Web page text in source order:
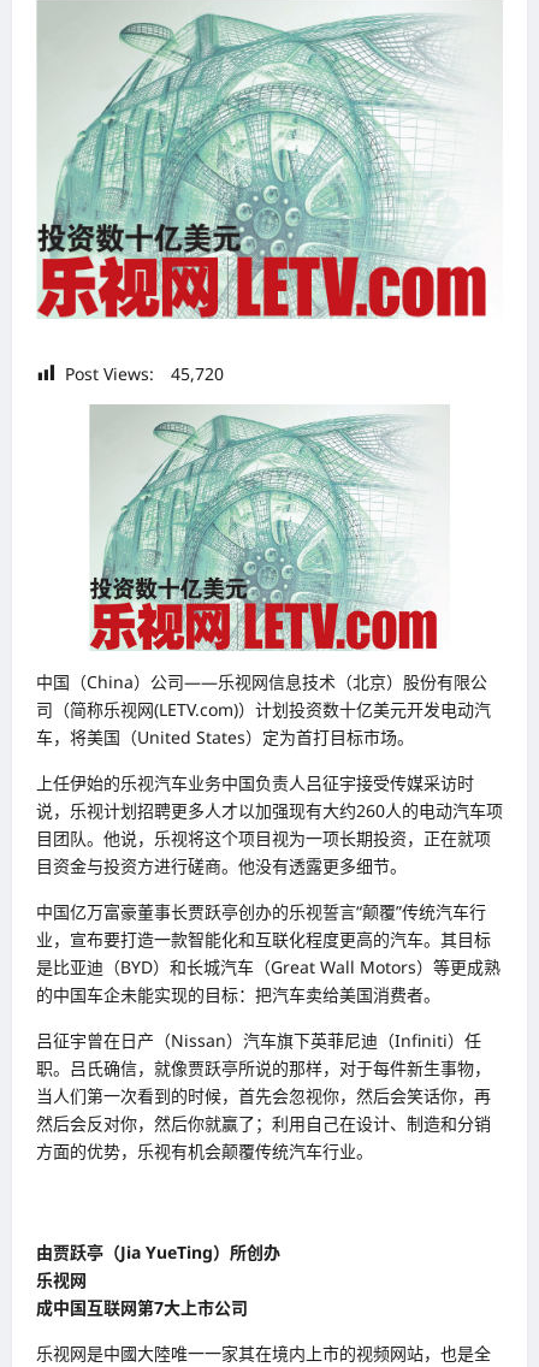
Post Views: 45,720
中国（China）公司——乐视网信息技术（北京）股份有限公
司（简称乐视网(LETV.com)）计划投资数十亿美元开发电动汽
车，将美国（United States）定为首打目标市场。
上任伊始的乐视汽车业务中国负责人吕征宇接受传媒采访时
说，乐视计划招聘更多人才以加强现有大约260人的电动汽车项
目团队。他说，乐视将这个项目视为一项长期投资，正在就项
目资金与投资方进行磋商。他没有透露更多细节。
中国亿万富豪董事长贾跃亭创办的乐视誓言“颠覆”传统汽车行
业，宣布要打造一款智能化和互联化程度更高的汽车。其目标
是比亚迪（BYD）和长城汽车（Great Wall Motors）等更成熟
的中国车企未能实现的目标：把汽车卖给美国消费者。
吕征宇曾在日产（Nissan）汽车旗下英菲尼迪（Infiniti）任
职。吕氏确信，就像贾跃亭所说的那样，对于每件新生事物，
当人们第一次看到的时候，首先会忽视你，然后会笑话你，再
然后会反对你，然后你就赢了；利用自己在设计、制造和分销
方面的优势，乐视有机会颠覆传统汽车行业。
由贾跃亭（Jia YueTing）所创办
乐视网
成中国互联网第7大上市公司
乐视网是中國大陸唯一一家其在境内上市的视频网站，也是全